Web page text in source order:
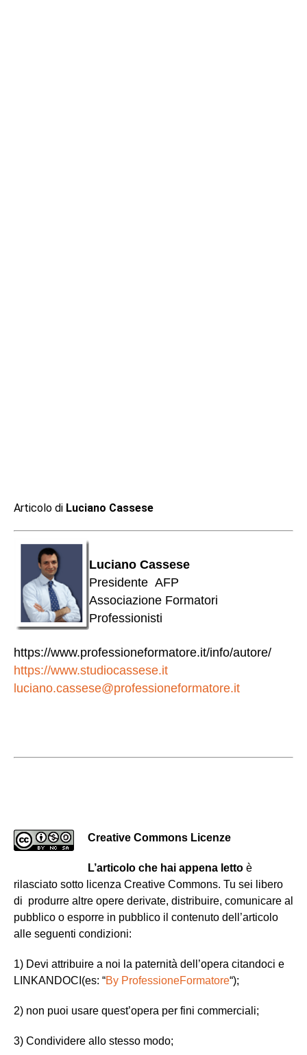
Articolo di Luciano Cassese
Luciano Cassese
Presidente AFP
Associazione Formatori
Professionisti
https://www.professioneformatore.it/info/autore/
https://www.studiocassese.it
luciano.cassese@professioneformatore.it
Creative Commons Licenze
L’articolo che hai appena letto è
rilasciato sotto licenza Creative Commons. Tu sei libero
di produrre altre opere derivate, distribuire, comunicare al
pubblico o esporre in pubblico il contenuto dell’articolo
alle seguenti condizioni:
1) Devi attribuire a noi la paternità dell’opera citandoci e
LINKANDOCI(es: “By ProfessioneFormatore“);
2) non puoi usare quest’opera per fini commerciali;
3) Condividere allo stesso modo;